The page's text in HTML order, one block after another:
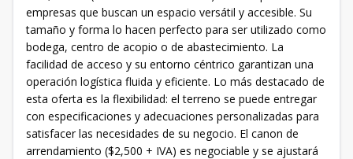
empresas que buscan un espacio versátil y accesible. Su
tamaño y forma lo hacen perfecto para ser utilizado como
bodega, centro de acopio o de abastecimiento. La
facilidad de acceso y su entorno céntrico garantizan una
operación logística fluida y eficiente. Lo más destacado de
esta oferta es la flexibilidad: el terreno se puede entregar
con especificaciones y adecuaciones personalizadas para
satisfacer las necesidades de su negocio. El canon de
arrendamiento ($2,500 + IVA) es negociable y se ajustará